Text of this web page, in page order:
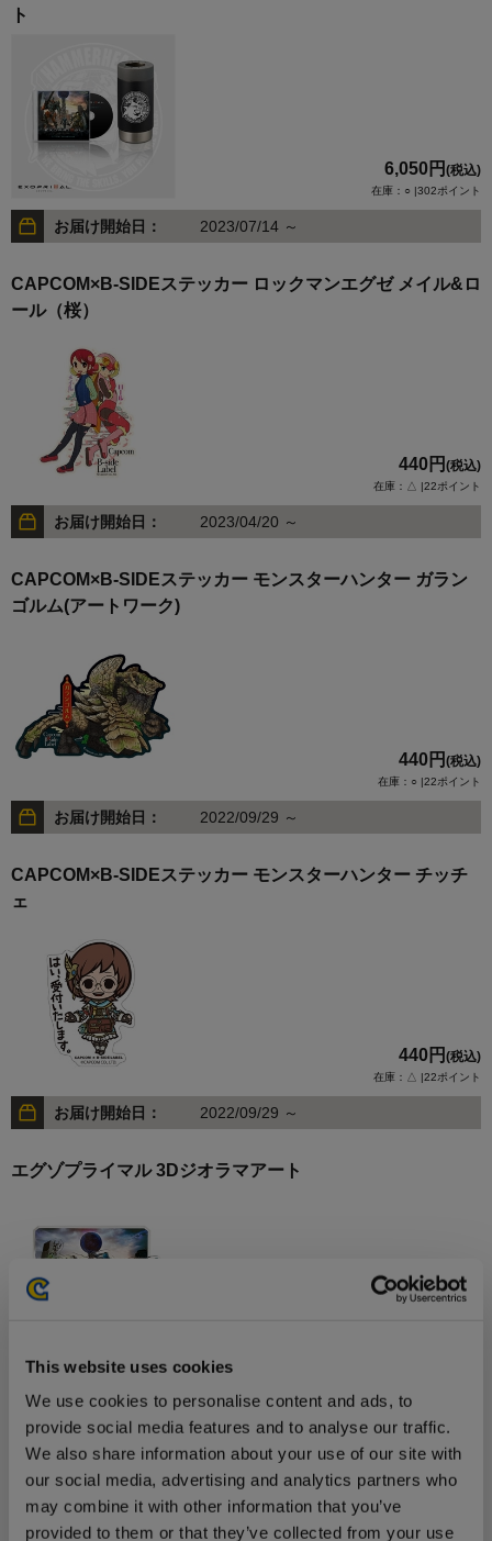
This website uses cookies
We use cookies to personalise content and ads, to
provide social media features and to analyse our traffic.
We also share information about your use of our site with
our social media, advertising and analytics partners who
may combine it with other information that you’ve
provided to them or that they’ve collected from your use
ト
6,050円 (税込)
在庫：○ |302ポイント
お届け開始日： 2023/07/14 ～
CAPCOM×B-SIDEステッカー ロックマンエグゼ メイル&ロ
ール（桜）
440円 (税込)
在庫：△ |22ポイント
お届け開始日： 2023/04/20 ～
CAPCOM×B-SIDEステッカー モンスターハンター ガラン
ゴルム(アートワーク)
440円 (税込)
在庫：○ |22ポイント
お届け開始日： 2022/09/29 ～
CAPCOM×B-SIDEステッカー モンスターハンター チッチ
ェ
440円 (税込)
在庫：△ |22ポイント
お届け開始日： 2022/09/29 ～
エグゾプライマル 3Dジオラマアート
ストリートファイター ゲーミングデザイン Tシャツ M